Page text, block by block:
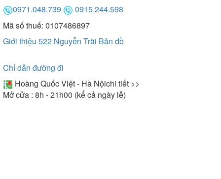
0971.048.739
0915.244.598
Mã số thuế: 0107486897
Giới thiệu 522 Nguyễn Trãi Bản đồ
Chỉ dẫn đường đi
Hoàng Quốc Việt - Hà Nộichi tiết >>
Mở cửa : 8h - 21h00 (kể cả ngày lễ)